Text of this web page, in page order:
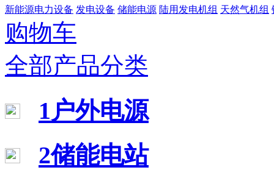
新能源电力设备 发电设备 储能电源 陆用发电机组 天然气机组
购物车
全部产品分类
1户外电源
2储能电站